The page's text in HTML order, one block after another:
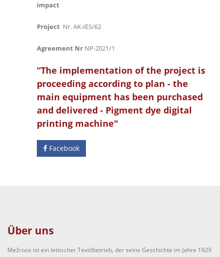
impact
Project Nr. AK-IES/62
Agreement Nr NP-2021/1
“The implementation of the project is
proceeding according to plan - the
main equipment has been purchased
and delivered - Pigment dye digital
printing machine"
Facebook
Über uns
Mežroze ist ein lettischer Textilbetrieb, der seine Geschichte im Jahre 1929